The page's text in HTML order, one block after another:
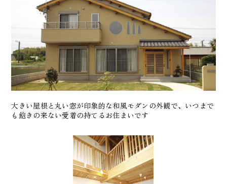
大きい屋根と丸い窓が印象的な和風モダンの外観で、いつまで
も飽きの来ない愛着の持てるお住まいです